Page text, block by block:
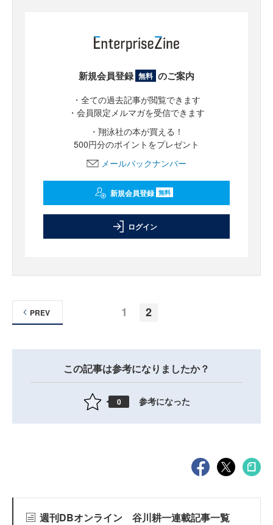
新規会員登録 無料 のご案内
・全ての過去記事が閲覧できます
・会員限定メルマガを受信できます
・翔泳社の本が買える！
500円分のポイントをプレゼント
メールバックナンバー
新規会員登録 無料
ログイン
1 2
PREV
この記事は参考になりましたか？
0 参考になった
週刊DBオンライン 谷川耕一連載記事一覧